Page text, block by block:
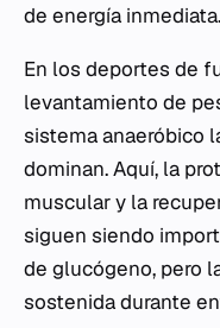
de energía inmediata.
En los deportes de
levantamiento de
sistema anaeróbico
dominan. Aquí, la
muscular y la
siguen siendo
de glucógeno, pero
sostenida durante